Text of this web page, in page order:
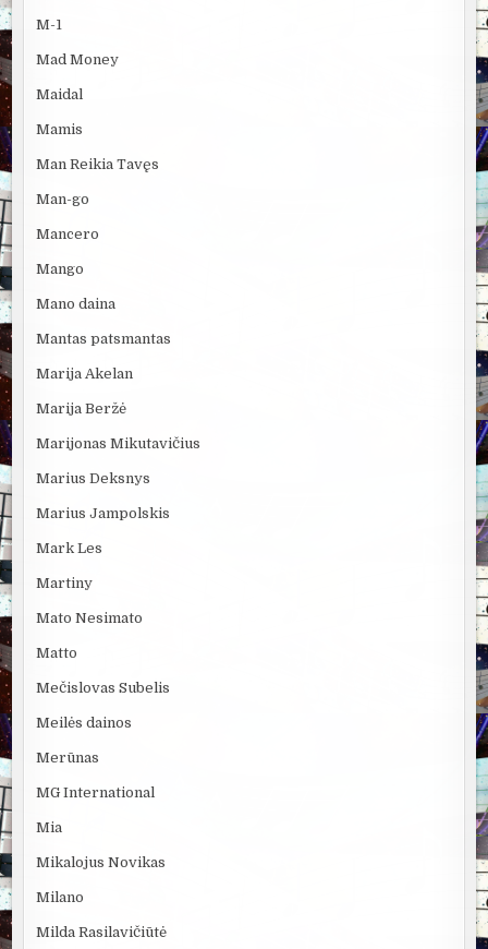
M-1
Mad Money
Maidal
Mamis
Man Reikia Tavęs
Man-go
Mancero
Mango
Mano daina
Mantas patsmantas
Marija Akelan
Marija Beržė
Marijonas Mikutavičius
Marius Deksnys
Marius Jampolskis
Mark Les
Martiny
Mato Nesimato
Matto
Mečislovas Subelis
Meilės dainos
Merūnas
MG International
Mia
Mikalojus Novikas
Milano
Milda Rasilavičiūtė